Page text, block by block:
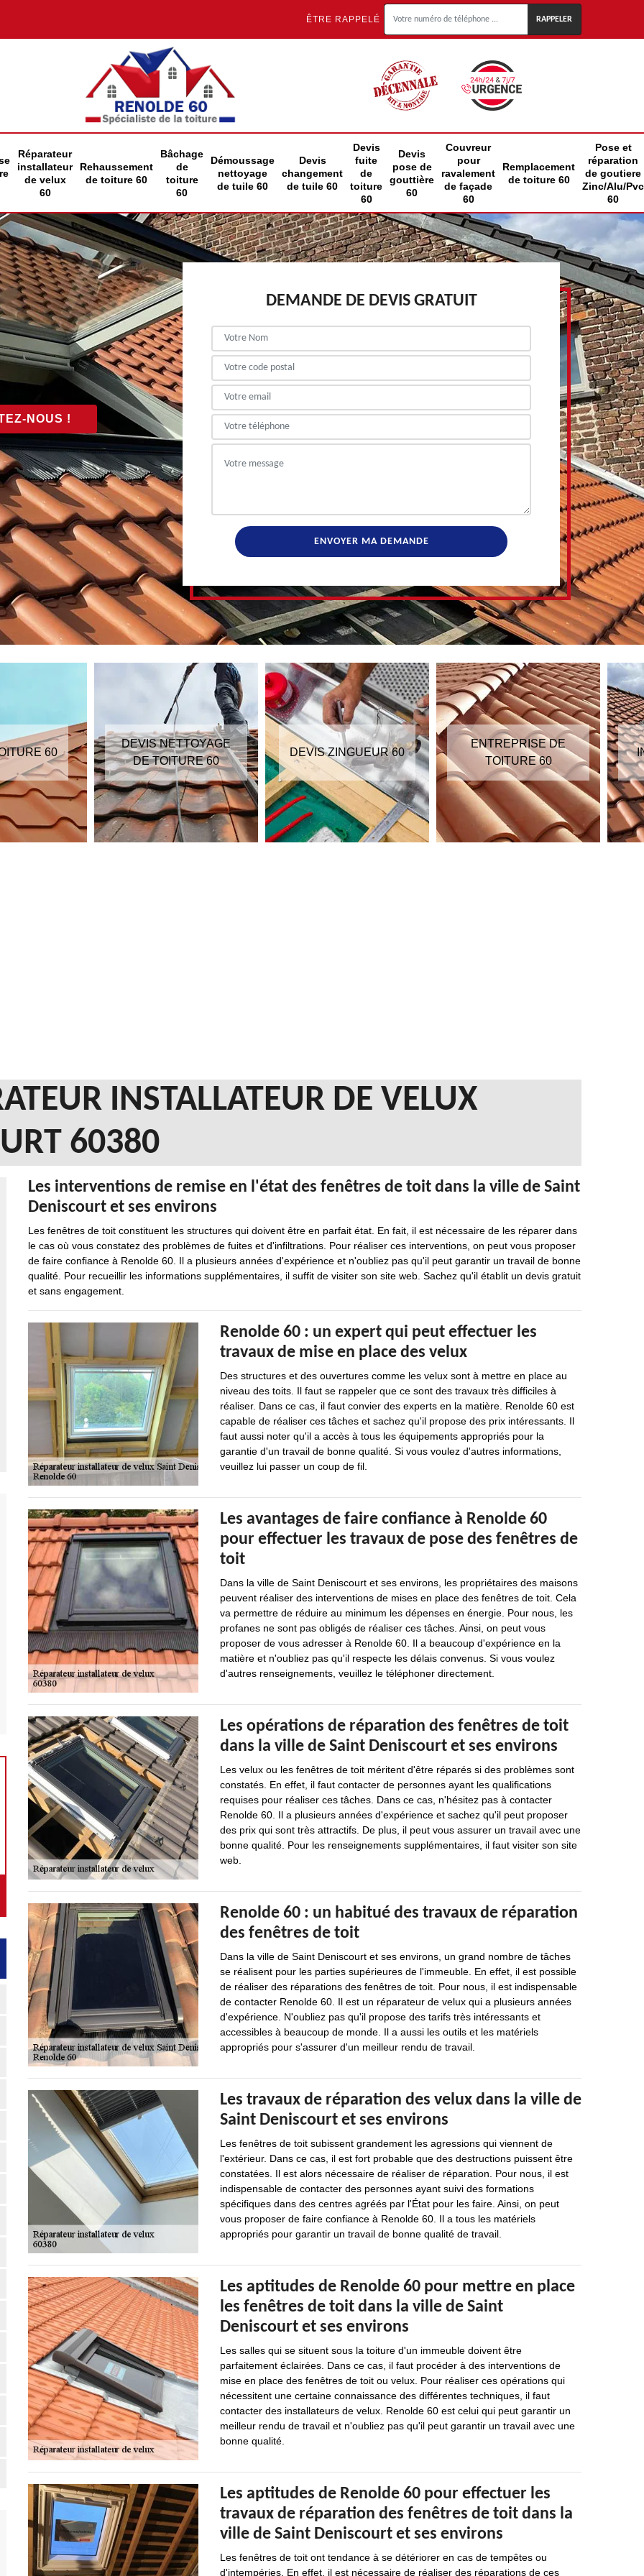
ÊTRE RAPPELÉ
Réparateur
installateur
de velux
60
Rehaussement
de toiture 60
Bâchage
de
toiture
60
Démoussage
nettoyage
de tuile 60
Devis
changement
de tuile 60
Devis
fuite
de
toiture
60
Devis
pose de
gouttière
60
Couvreur
pour
ravalement
de façade
60
Remplacement
de toiture 60
Pose et
réparation
de goutiere
Zinc/Alu/Pvc
60
NOUS !
DEMANDE DE DEVIS GRATUIT
60
DEVIS NETTOYAGE
DE TOITURE 60
DEVIS ZINGUEUR 60
ENTREPRISE DE
TOITURE 60
INSTALLATEUR DE VELUX
60380
Les interventions de remise en l'état des fenêtres de toit dans la ville de Saint
Deniscourt et ses environs
Les fenêtres de toit constituent les structures qui doivent être en parfait état. En fait, il est nécessaire de les réparer dans
le cas où vous constatez des problèmes de fuites et d'infiltrations. Pour réaliser ces interventions, on peut vous proposer
de faire confiance à Renolde 60. Il a plusieurs années d'expérience et n'oubliez pas qu'il peut garantir un travail de bonne
qualité. Pour recueillir les informations supplémentaires, il suffit de visiter son site web. Sachez qu'il établit un devis gratuit
et sans engagement.
Renolde 60 : un expert qui peut effectuer les
travaux de mise en place des velux
Des structures et des ouvertures comme les velux sont à mettre en place au
niveau des toits. Il faut se rappeler que ce sont des travaux très difficiles à
réaliser. Dans ce cas, il faut convier des experts en la matière. Renolde 60 est
capable de réaliser ces tâches et sachez qu'il propose des prix intéressants. Il
faut aussi noter qu'il a accès à tous les équipements appropriés pour la
garantie d'un travail de bonne qualité. Si vous voulez d'autres informations,
veuillez lui passer un coup de fil.
Les avantages de faire confiance à Renolde 60
pour effectuer les travaux de pose des fenêtres de
toit
Dans la ville de Saint Deniscourt et ses environs, les propriétaires des maisons
peuvent réaliser des interventions de mises en place des fenêtres de toit. Cela
va permettre de réduire au minimum les dépenses en énergie. Pour nous, les
profanes ne sont pas obligés de réaliser ces tâches. Ainsi, on peut vous
proposer de vous adresser à Renolde 60. Il a beaucoup d'expérience en la
matière et n'oubliez pas qu'il respecte les délais convenus. Si vous voulez
d'autres renseignements, veuillez le téléphoner directement.
Les opérations de réparation des fenêtres de toit
dans la ville de Saint Deniscourt et ses environs
Les velux ou les fenêtres de toit méritent d'être réparés si des problèmes sont
constatés. En effet, il faut contacter de personnes ayant les qualifications
requises pour réaliser ces tâches. Dans ce cas, n'hésitez pas à contacter
Renolde 60. Il a plusieurs années d'expérience et sachez qu'il peut proposer
des prix qui sont très attractifs. De plus, il peut vous assurer un travail avec une
bonne qualité. Pour les renseignements supplémentaires, il faut visiter son site
web.
Renolde 60 : un habitué des travaux de réparation
des fenêtres de toit
Dans la ville de Saint Deniscourt et ses environs, un grand nombre de tâches
se réalisent pour les parties supérieures de l'immeuble. En effet, il est possible
de réaliser des réparations des fenêtres de toit. Pour nous, il est indispensable
de contacter Renolde 60. Il est un réparateur de velux qui a plusieurs années
d'expérience. N'oubliez pas qu'il propose des tarifs très intéressants et
accessibles à beaucoup de monde. Il a aussi les outils et les matériels
appropriés pour s'assurer d'un meilleur rendu de travail.
Les travaux de réparation des velux dans la ville de
Saint Deniscourt et ses environs
Les fenêtres de toit subissent grandement les agressions qui viennent de
l'extérieur. Dans ce cas, il est fort probable que des destructions puissent être
constatées. Il est alors nécessaire de réaliser de réparation. Pour nous, il est
indispensable de contacter des personnes ayant suivi des formations
spécifiques dans des centres agréés par l'État pour les faire. Ainsi, on peut
vous proposer de faire confiance à Renolde 60. Il a tous les matériels
appropriés pour garantir un travail de bonne qualité de travail.
Les aptitudes de Renolde 60 pour mettre en place
les fenêtres de toit dans la ville de Saint
Deniscourt et ses environs
Les salles qui se situent sous la toiture d'un immeuble doivent être
parfaitement éclairées. Dans ce cas, il faut procéder à des interventions de
mise en place des fenêtres de toit ou velux. Pour réaliser ces opérations qui
nécessitent une certaine connaissance des différentes techniques, il faut
contacter des installateurs de velux. Renolde 60 est celui qui peut garantir un
meilleur rendu de travail et n'oubliez pas qu'il peut garantir un travail avec une
bonne qualité.
Les aptitudes de Renolde 60 pour effectuer les
travaux de réparation des fenêtres de toit dans la
ville de Saint Deniscourt et ses environs
Les fenêtres de toit ont tendance à se détériorer en cas de tempêtes ou
d'intempéries. En effet, il est nécessaire de réaliser des réparations de ces